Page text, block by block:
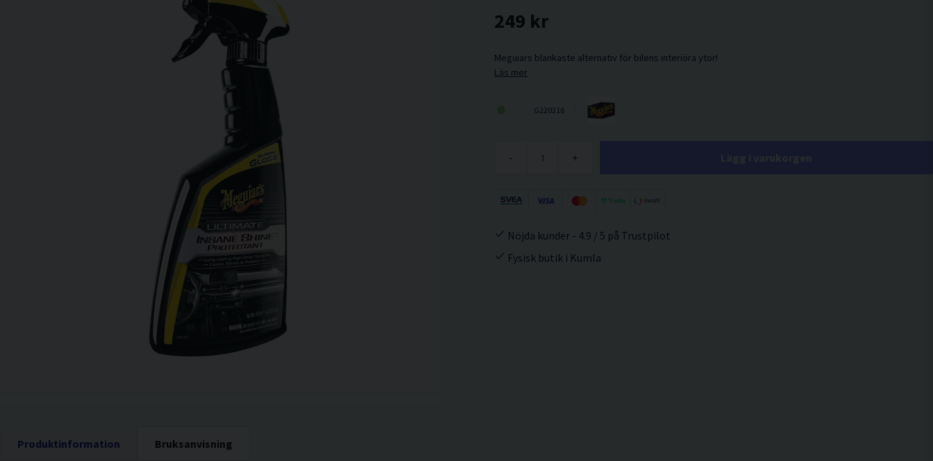
Produktinformation
Bruksanvisning
249 kr
Meguiars blankaste alternativ för bilens interiöra ytor!
Läs mer
G220216
- +
Nöjda kunder - 4.9 / 5 på Trustpilot
Fysisk butik i Kumla